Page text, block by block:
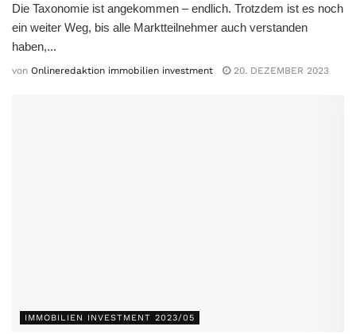
Die Taxonomie ist angekommen – endlich. Trotzdem ist es noch
ein weiter Weg, bis alle Marktteilnehmer auch verstanden
haben,...
von Onlineredaktion immobilien investment 20. DEZEMBER 2023
IMMOBILIEN INVESTMENT 2023/05